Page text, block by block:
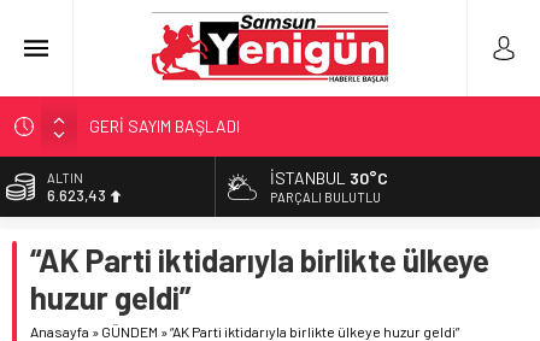
GERİ SAYIM BAŞLADI
SAMSUNSPOR’DA HEDEF 5’İNCİLİK!
‘BAFRA’YA YATIRIM YAPIN!’
YÖNETİCİ SEÇERKEN YAPILAN EN BÜYÜK HATALAR
ALTIN
6.623,43
13.785,25
DOLAR
47,7048
İSTANBUL 30°C
PARÇALI BULUTLU
“AK Parti iktidarıyla birlikte ülkeye
huzur geldi”
Anasayfa » GÜNDEM »“AK Parti iktidarıyla birlikte ülkeye huzur geldi”